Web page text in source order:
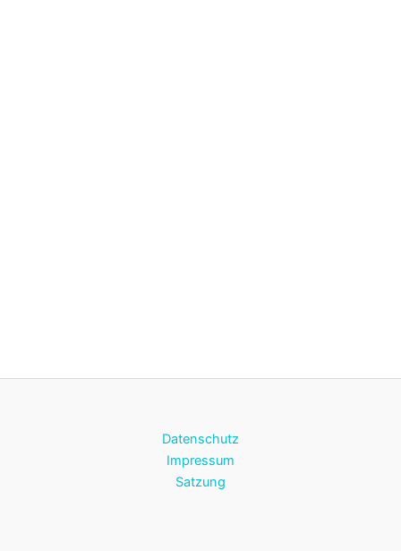
Datenschutz
Impressum
Satzung